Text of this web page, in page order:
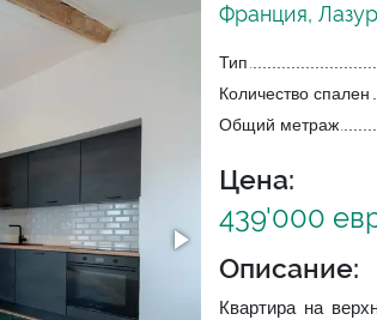
Франция,
Тип
Количество спален
Общий метраж
Цена:
439'000
Описание:
Квартира на